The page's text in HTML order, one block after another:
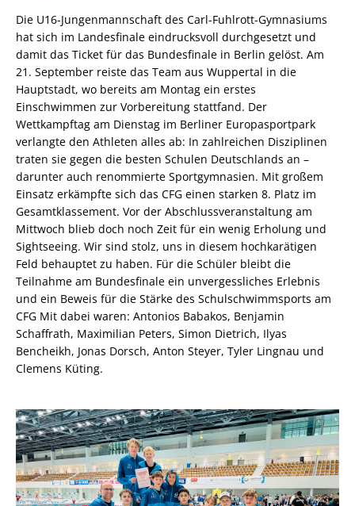
Die U16-Jungenmannschaft des Carl-Fuhlrott-Gymnasiums
hat sich im Landesfinale eindrucksvoll durchgesetzt und
damit das Ticket für das Bundesfinale in Berlin gelöst. Am
21. September reiste das Team aus Wuppertal in die
Hauptstadt, wo bereits am Montag ein erstes
Einschwimmen zur Vorbereitung stattfand. Der
Wettkampftag am Dienstag im Berliner Europasportpark
verlangte den Athleten alles ab: In zahlreichen Disziplinen
traten sie gegen die besten Schulen Deutschlands an –
darunter auch renommierte Sportgymnasien. Mit großem
Einsatz erkämpfte sich das CFG einen starken 8. Platz im
Gesamtklassement. Vor der Abschlussveranstaltung am
Mittwoch blieb doch noch Zeit für ein wenig Erholung und
Sightseeing. Wir sind stolz, uns in diesem hochkarätigen
Feld behauptet zu haben. Für die Schüler bleibt die
Teilnahme am Bundesfinale ein unvergessliches Erlebnis
und ein Beweis für die Stärke des Schulschwimmsports am
CFG Mit dabei waren: Antonios Babakos, Benjamin
Schaffrath, Maximilian Peters, Simon Dietrich, Ilyas
Bencheikh, Jonas Dorsch, Anton Steyer, Tyler Lingnau und
Clemens Küting.